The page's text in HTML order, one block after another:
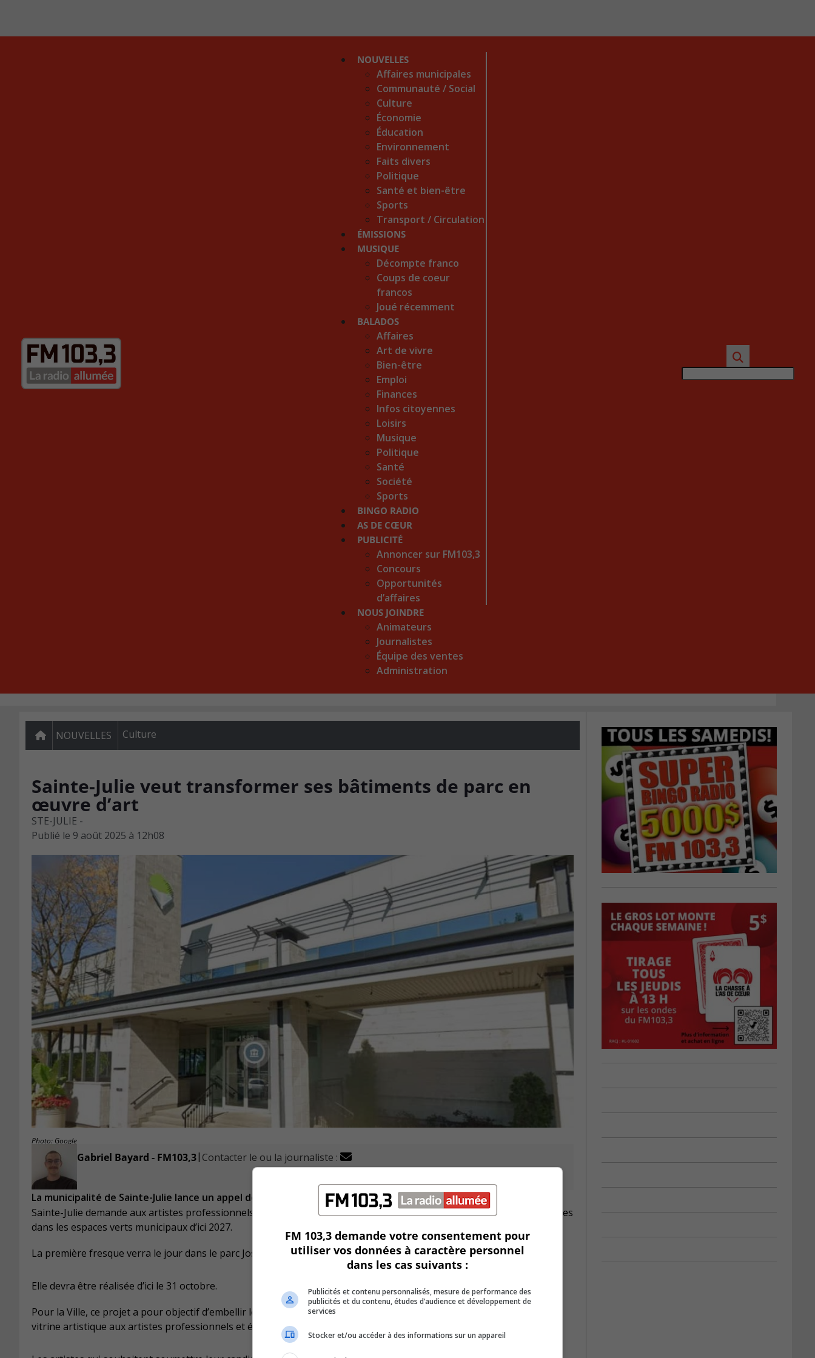
NOUVELLES
Affaires municipales
Communauté / Social
Culture
Économie
Éducation
Environnement
Faits divers
Politique
Santé et bien-être
Sports
Transport / Circulation
ÉMISSIONS
MUSIQUE
Décompte franco
Coups de coeur
francos
Joué récemment
BALADOS
Affaires
Art de vivre
Bien-être
Emploi
Finances
Infos citoyennes
Loisirs
Musique
Politique
Santé
Société
Sports
BINGO RADIO
AS DE CŒUR
PUBLICITÉ
Annoncer sur FM103,3
Concours
Opportunités
d’affaires
NOUS JOINDRE
Animateurs
Journalistes
Équipe des ventes
Administration
NOUVELLES Culture
Sainte-Julie veut transformer ses bâtiments de parc en
œuvre d’art
STE-JULIE -
Publié le 9 août 2025 à 12h08
Photo: Google
Gabriel Bayard - FM103,3| Contacter le ou la journaliste :
La municipalité de Sainte-Julie lance un appel de projets pour des œuvres d’art urbain dans les parcs de la ville.
Sainte-Julie demande aux artistes professionnels et amateurs de concevoir un nouveau circuit de fresque et de murales
dans les espaces verts municipaux d’ici 2027.
La première fresque verra le jour dans le parc Joseph-Vérroneau sur un mur extérieur de 30 mètres carrés.
Elle devra être réalisée d’ici le 31 octobre.
Pour la Ville, ce projet a pour objectif d’embellir les espaces publics, d’enrichir visuellement les parcs et d’offrir une
vitrine artistique aux artistes professionnels et émergents.
FM 103,3 demande votre consentement pour
utiliser vos données à caractère personnel
dans les cas suivants :
Publicités et contenu personnalisés, mesure de performance des
publicités et du contenu, études d’audience et développement de
services
Stocker et/ou accéder à des informations sur un appareil